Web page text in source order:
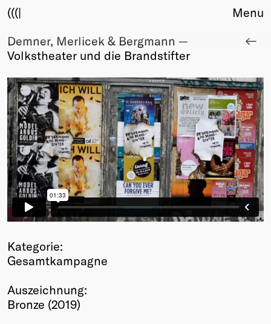
(((|
About
Club
Sponsors
Fair Work
TBD
Events
Upcoming
Past
Membership
Info
Young Creatives
Friends of Creativity
Winners
2026
Menu
Demner, Merlicek & Bergmann —
Volkstheater und die Brandstifter
Kategorie:
Gesamtkampagne
Auszeichnung:
Bronze (2019)